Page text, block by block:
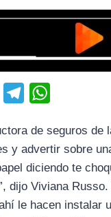
l
e
g
a
t
s
de seguros de
y advertir sobre
diciendo te
dijo Viviana
le hacen instalar